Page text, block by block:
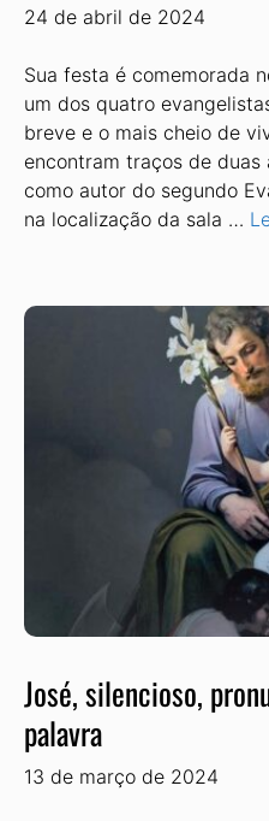
24 de abril de 2024
Sua festa é comemorada
um dos quatro
breve e o mais cheio de
encontram traços de duas
como autor do segundo
na localização da sala …
José, silencioso,
palavra
13 de março de 2024